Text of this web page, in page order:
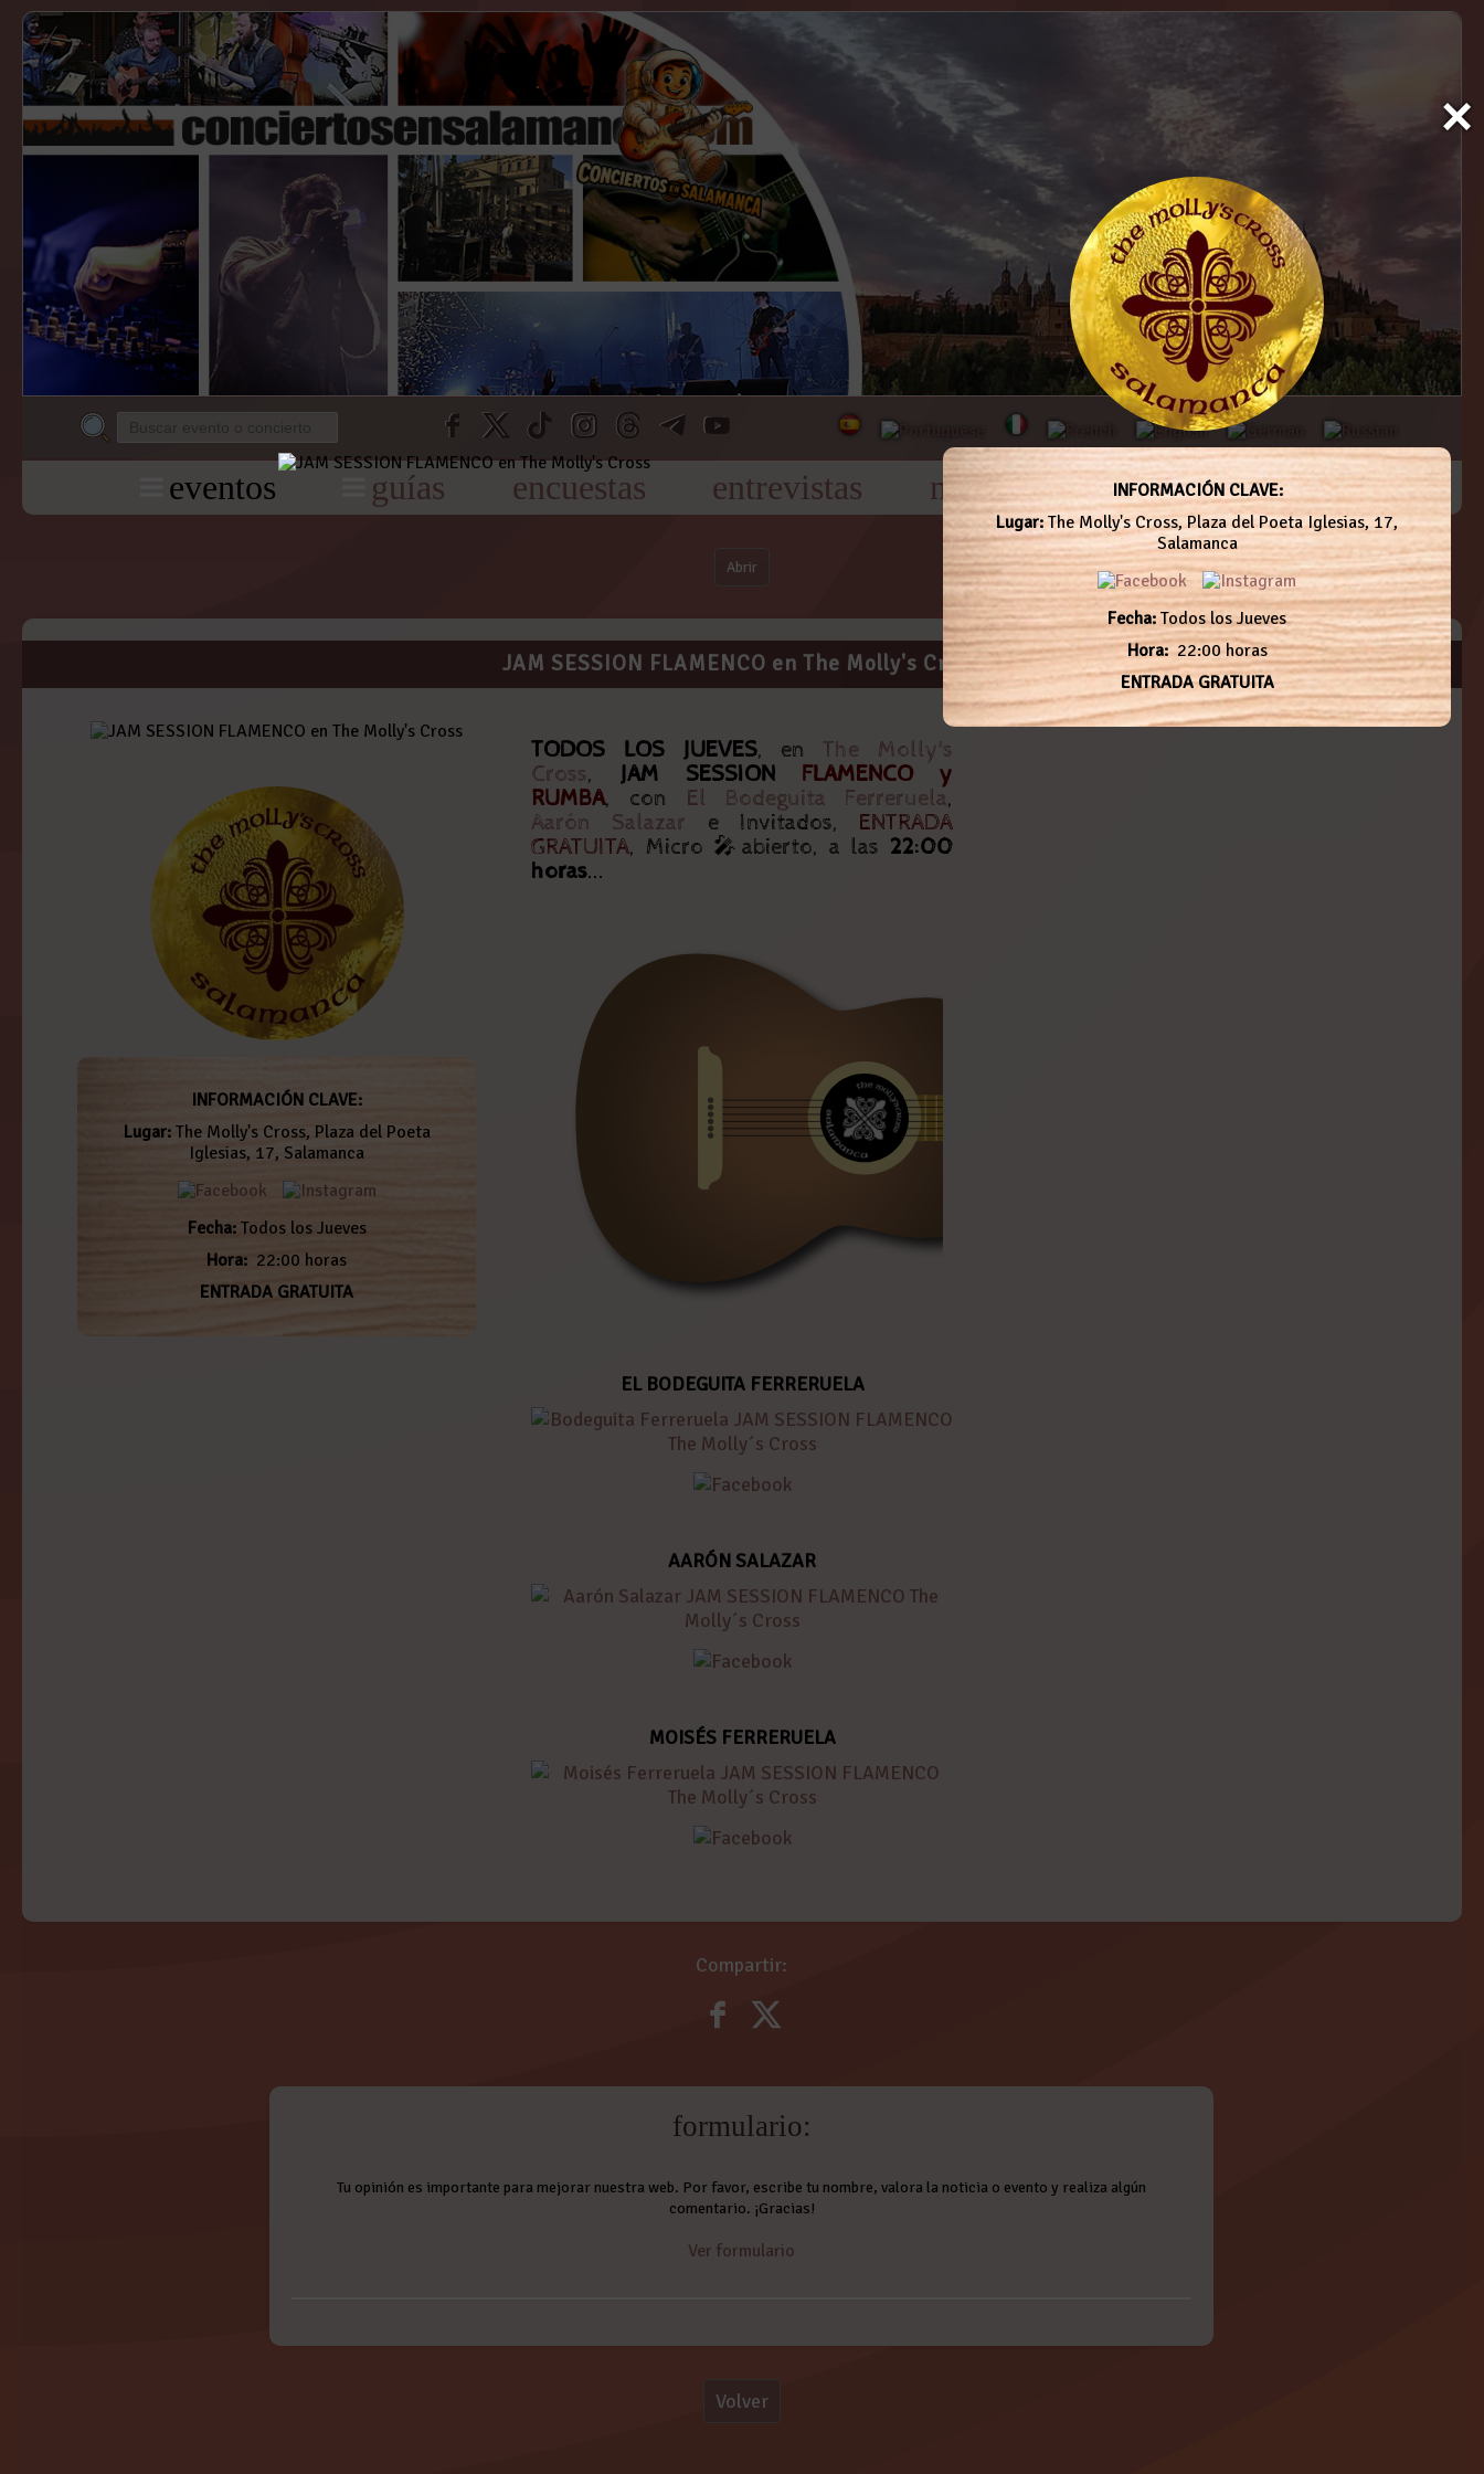
eventos guías encuestas entrevistas noticias galería contacto
Abrir
×
INFORMACIÓN CLAVE:
Lugar: The Molly's Cross, Plaza del Poeta Iglesias, 17,
Salamanca
Fecha: Todos los Jueves
Hora:22:00 horas
ENTRADA GRATUITA
JAM SESSION FLAMENCO en The Molly's Cross
INFORMACIÓN CLAVE:
Lugar: The Molly's Cross, Plaza del Poeta
Iglesias, 17, Salamanca
Fecha: Todos los Jueves
Hora: 22:00 horas
ENTRADA GRATUITA
TODOS LOS JUEVES, enThe Molly's
Cross, JAM SESSION FLAMENCO y
RUMBA, con El Bodeguita Ferreruela,
Aarón Salazar e Invitados, ENTRADA
GRATUITA, Micro 🎤abierto, a las 22:00
horas...
EL BODEGUITA FERRERUELA
AARÓN SALAZAR
MOISÉS FERRERUELA
Compartir:
formulario:
Tu opinión es importante para mejorar nuestra web. Por favor, escribe tu nombre, valora la noticia o evento y realiza algún
comentario. ¡Gracias!
Ver formulario
Volver